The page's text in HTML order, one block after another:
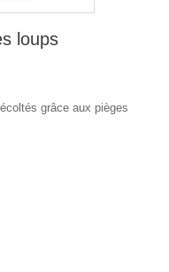
loups
grâce aux pièges